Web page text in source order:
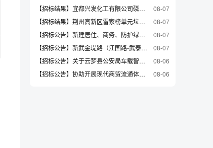
【招标结果】宜都兴发化工有限公司磷石膏尾矿库风险降级原位整治雨水阻隔及环保整治项目中标候选人公示
08-07
【招标结果】荆州高新区雷家榜单元垃圾中转站工程设计施工总承包荆州高新区雷家榜单元垃圾中转站工程设计施工总承包评标结果公示(标段编号JZSJ-202607FJ-041001001)
08-07
【招标公告】新建居住、商务、防护绿地项目（四新03J4地块）监理
08-07
【招标公告】新武金堤路（江国路-武泰闸）工程排水管网CCTV检测及管道潜望镜检测技术服务询比采购公告
08-07
【招标公告】关于云梦县公安局车载智能一体化警灯采购项目第二次的招标项目公告
08-06
【招标公告】协助开展现代商贸流通体系试点城市建设项目第三方审计服务竞争性磋商公告
08-06